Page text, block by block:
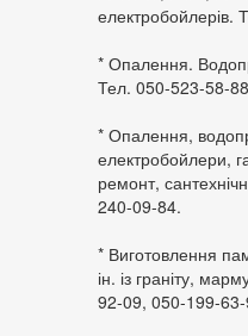
електробойлерів.
* Опалення.
Тел. 050-523-58-
* Опалення,
електробойлери,
ремонт,
240-09-84.
* Виготовлення
ін. із граніту,
92-09, 050-199-63-